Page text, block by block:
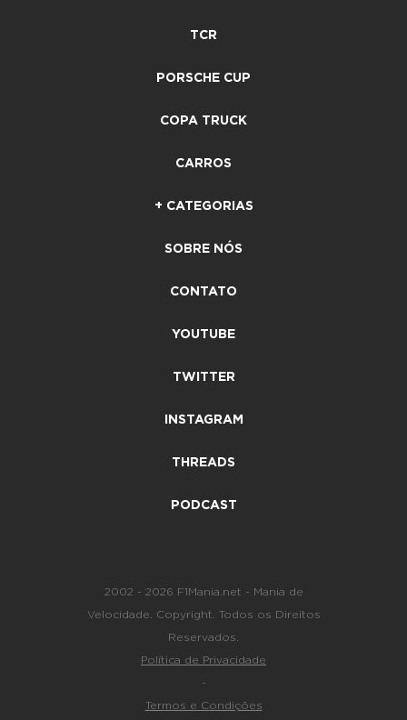
TCR
PORSCHE CUP
COPA TRUCK
CARROS
+ CATEGORIAS
SOBRE NÓS
CONTATO
YOUTUBE
TWITTER
INSTAGRAM
THREADS
PODCAST
2002 - 2026 F1Mania.net - Mania de
Velocidade. Copyright. Todos os Direitos
Reservados.
Política de Privacidade
-
Termos e Condições